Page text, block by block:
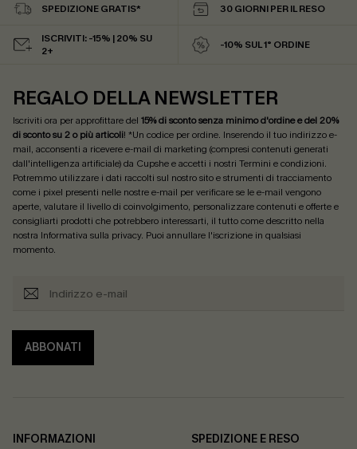
SPEDIZIONE GRATIS* 30 GIORNI PER IL RESO
ISCRIVITI: -15% | 20% SU
2+
-10% SUL 1° ORDINE
REGALO DELLA NEWSLETTER
Iscriviti ora per approfittare del 15% di sconto senza minimo d'ordine e del 20%
di sconto su 2 o più articoli! *Un codice per ordine. Inserendo il tuo indirizzo e-
mail, acconsenti a ricevere e-mail di marketing (compresi contenuti generati
dall'intelligenza artificiale) da Cupshe e accetti i nostri Termini e condizioni.
Potremmo utilizzare i dati raccolti sul nostro sito e strumenti di tracciamento
come i pixel presenti nelle nostre e-mail per verificare se le e-mail vengono
aperte, valutare il livello di coinvolgimento, personalizzare contenuti e offerte e
consigliarti prodotti che potrebbero interessarti, il tutto come descritto nella
nostra Informativa sulla privacy. Puoi annullare l'iscrizione in qualsiasi
momento.
ABBONATI
INFORMAZIONI
SPEDIZIONE E RESO